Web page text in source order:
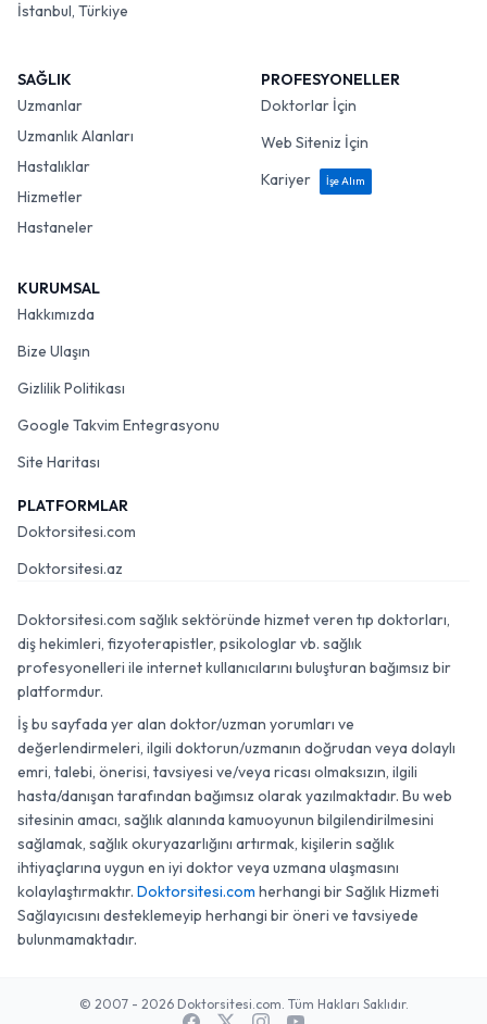
İstanbul, Türkiye
SAĞLIK
Uzmanlar
Uzmanlık Alanları
Hastalıklar
Hizmetler
Hastaneler
PROFESYONELLER
Doktorlar İçin
Web Siteniz İçin
Kariyer
İşe Alım
KURUMSAL
Hakkımızda
Bize Ulaşın
Gizlilik Politikası
Google Takvim Entegrasyonu
Site Haritası
PLATFORMLAR
Doktorsitesi.com
Doktorsitesi.az
Doktorsitesi.com sağlık sektöründe hizmet veren tıp doktorları,
diş hekimleri, fizyoterapistler, psikologlar vb. sağlık
profesyonelleri ile internet kullanıcılarını buluşturan bağımsız bir
platformdur.
İş bu sayfada yer alan doktor/uzman yorumları ve
değerlendirmeleri, ilgili doktorun/uzmanın doğrudan veya dolaylı
emri, talebi, önerisi, tavsiyesi ve/veya ricası olmaksızın, ilgili
hasta/danışan tarafından bağımsız olarak yazılmaktadır. Bu web
sitesinin amacı, sağlık alanında kamuoyunun bilgilendirilmesini
sağlamak, sağlık okuryazarlığını artırmak, kişilerin sağlık
ihtiyaçlarına uygun en iyi doktor veya uzmana ulaşmasını
kolaylaştırmaktır. Doktorsitesi.com herhangi bir Sağlık Hizmeti
Sağlayıcısını desteklemeyip herhangi bir öneri ve tavsiyede
bulunmamaktadır.
© 2007 - 2026 Doktorsitesi.com. Tüm Hakları Saklıdır.